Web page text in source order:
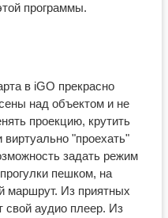
программы.
в iGO прекрасно
над объектом и не
проекцию, крутить
виртуально "проехать"
задать режим
пешком, на
маршрут. Из приятных
свой аудио плеер. Из